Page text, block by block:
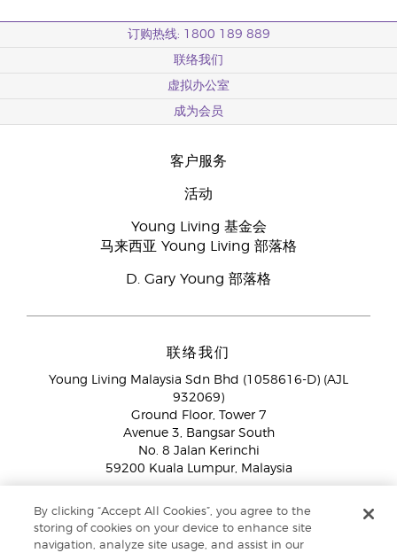
订购热线: 1800 189 889
联络我们
虚拟办公室
成为会员
客户服务
活动
Young Living 基金会
马来西亚 Young Living 部落格
D. Gary Young 部落格
联络我们
Young Living Malaysia Sdn Bhd (1058616-D) (AJL
932069)
Ground Floor, Tower 7
Avenue 3, Bangsar South
No. 8 Jalan Kerinchi
59200 Kuala Lumpur, Malaysia
免付费专线：1800 189 889
WhatsApp对话: +60 15 4600 0691
By clicking “Accept All Cookies”, you agree to the
storing of cookies on your device to enhance site
navigation, analyze site usage, and assist in our